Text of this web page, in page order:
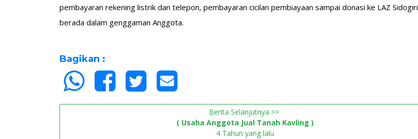
pembayaran rekening listrik dan telepon, pembayaran cicilan pembiayaan sampai donasi ke LAZ Sidogiri
berada dalam genggaman Anggota.
Bagikan :
Berita Selanjutnya >>
( Usaha Anggota Jual Tanah Kavling )
4 Tahun yang lalu